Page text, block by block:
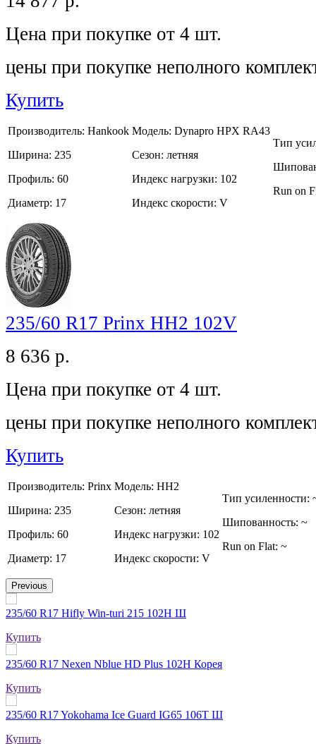
Цена при покупке от 4 шт.
цены при покупке неполного
Купить
Производитель: Hankook
Ширина: 235
Профиль: 60
Диаметр: 17
Модель: Dynapro HPX RA43
Сезон: летняя
Индекс нагрузки: 102
Индекс скорости: V
Тип
Run on
235/60 R17 Prinx HH2 102V
8 636 р.
Цена при покупке от 4 шт.
цены при покупке неполного
Купить
Производитель: Prinx
Ширина: 235
Профиль: 60
Диаметр: 17
Модель: HH2
Сезон: летняя
Индекс нагрузки: 102
Индекс скорости: V
Тип усиленности:
Шипованность: ~
Run on Flat: ~
Previous
235/60 R17 Hifly Win-turi 215 102H Ш
Купить
235/60 R17 Nexen Nblue HD Plus 102H Корея
Купить
235/60 R17 Yokohama Ice Guard IG65 106T Ш
Купить